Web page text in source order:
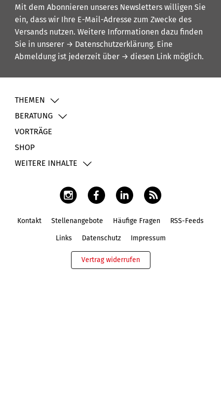
Mit dem Abonnieren unseres Newsletters willigen Sie
ein, dass wir Ihre E-Mail-Adresse zum Zwecke des
Versands nutzen. Weitere Informationen dazu finden
Sie in unserer → Datenschutzerklärung. Eine
Abmeldung ist jederzeit über → diesen Link möglich.
THEMEN
BERATUNG
VORTRÄGE
SHOP
WEITERE INHALTE
Kontakt Stellenangebote Häufige Fragen RSS-Feeds
Links Datenschutz Impressum
Vertrag widerrufen